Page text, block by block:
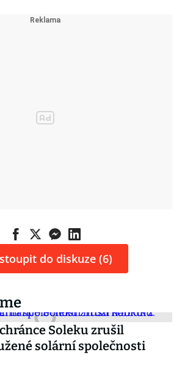
do diskuze (6)
Soleku zrušil
solární společnosti